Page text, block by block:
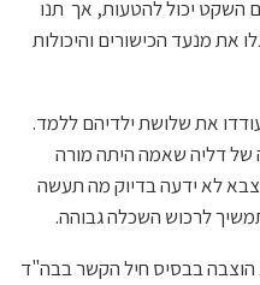
השקט יכול להטעות, אך תנו
את מנעד הכישורים והיכולות
את שלושת ילדיהם ללמד.
של דליה שאמה היתה מורה
לא ידעה בדיוק מה תעשה
לרכוש השכלה גבוהה.
בבסיס חיל הקשר בבה"ד